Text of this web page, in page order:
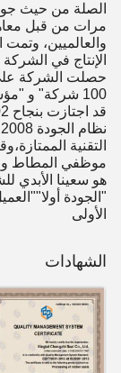
الصلة من حيث
مرات من قبل
والعالميين، وتمت
الإنتاج في
حصلت الشركة
100 شركة" و
التقنية
موظفي المطاط
هو سعينا الأبدي
"الجودة
الأولى
الشهادات